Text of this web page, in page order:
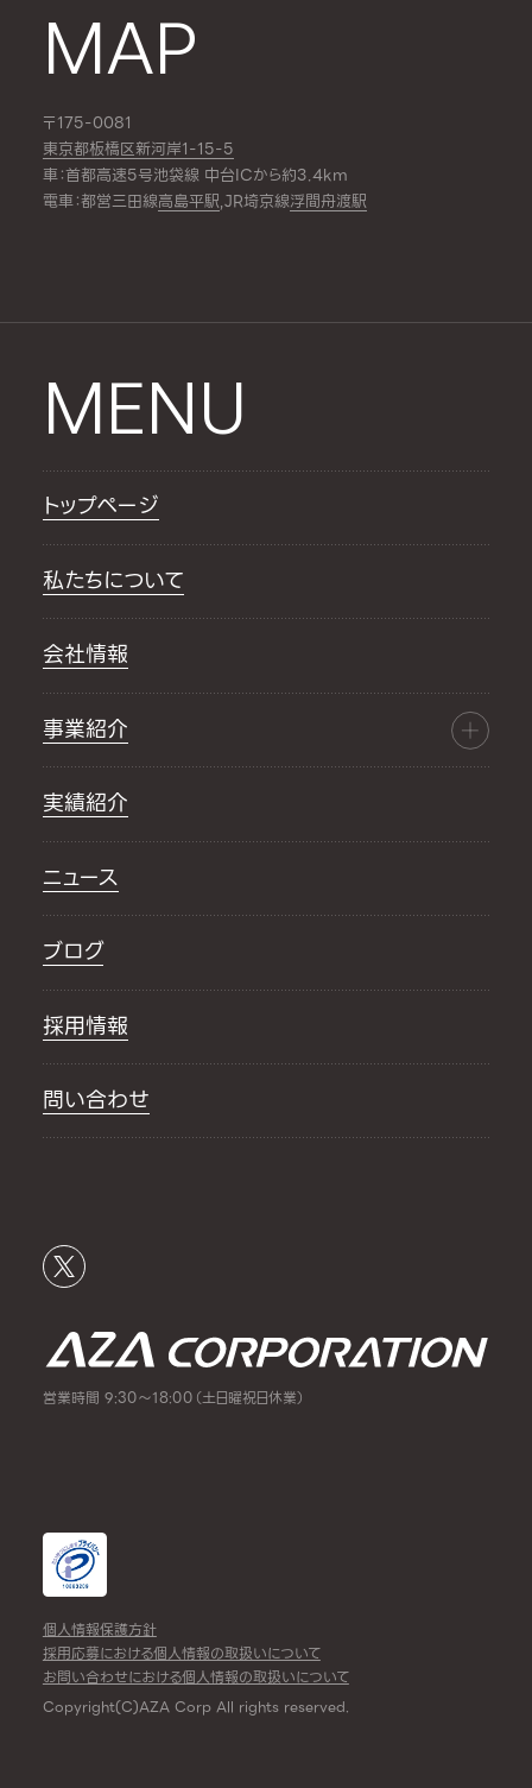
MAP
〒175-0081
東京都板橋区新河岸1-15-5
車：首都高速5号池袋線 中台ICから約3.4km
電車：都営三田線高島平駅,JR埼京線浮間舟渡駅
MENU
トップページ
私たちについて
会社情報
事業紹介
実績紹介
ニュース
ブログ
採用情報
問い合わせ
営業時間 9:30～18:00（土日曜祝日休業）
個人情報保護方針
採用応募における個人情報の取扱いについて
お問い合わせにおける個人情報の取扱いについて
Copyright(C)AZA Corp All rights reserved.